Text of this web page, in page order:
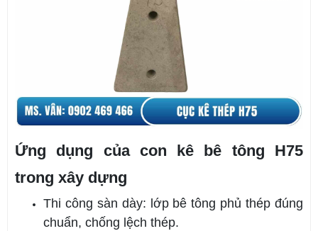
Ứng dụng của con kê bê tông H75
trong xây dựng
Thi công sàn dày: lớp bê tông phủ thép đúng
chuẩn, chống lệch thép.